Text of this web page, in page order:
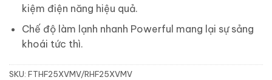
kiệm điện năng hiệu quả.
Chế độ làm lạnh nhanh Powerful mang lại sự sảng
khoái tức thì.
SKU: FTHF25XVMV/RHF25XVMV